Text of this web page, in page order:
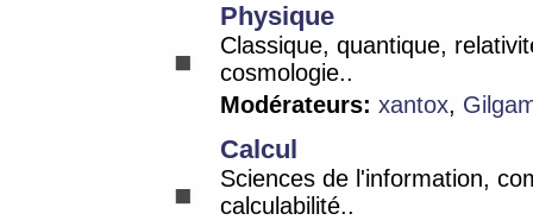
Physique
Classique, quantique,
cosmologie..
Modérateurs: xantox,
Calcul
Sciences de l'information,
calculabilité..